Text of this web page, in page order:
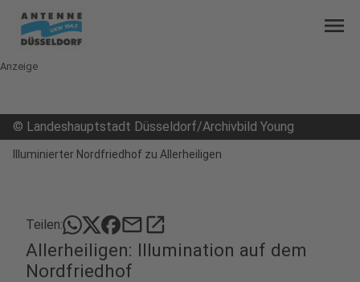
menu
Anzeige
© Landeshauptstadt Düsseldorf/Archivbild Young
Illuminierter Nordfriedhof zu Allerheiligen
Teilen: mailopen_in_new
Allerheiligen: Illumination auf dem
Nordfriedhof